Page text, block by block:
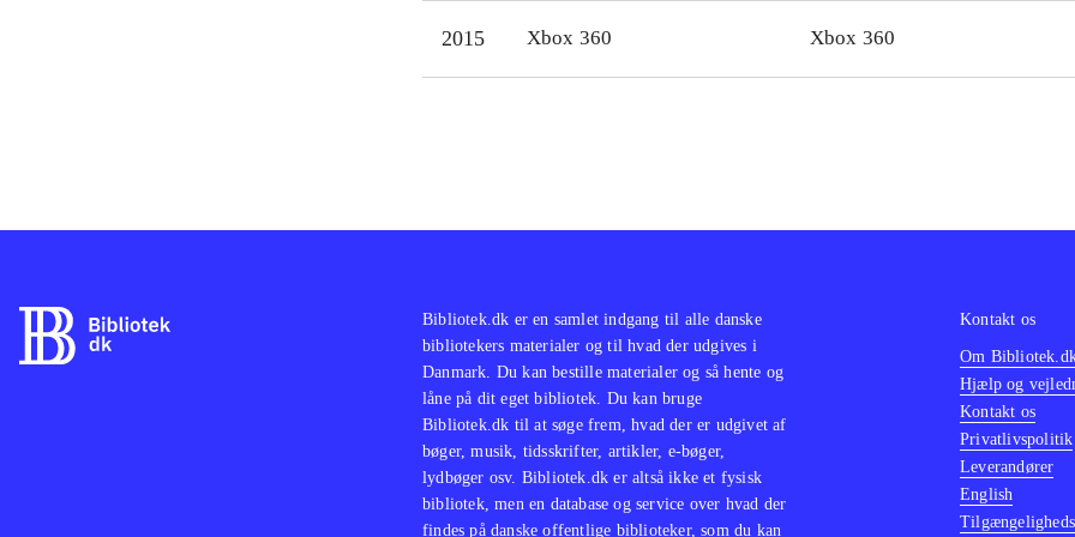
2015 Xbox 360 Xbox 360
Bibliotek.dk er en samlet indgang til alle danske
bibliotekers materialer og til hvad der udgives i
Danmark. Du kan bestille materialer og så hente og
låne på dit eget bibliotek. Du kan bruge
Bibliotek.dk til at søge frem, hvad der er udgivet af
bøger, musik, tidsskrifter, artikler, e-bøger,
lydbøger osv. Bibliotek.dk er altså ikke et fysisk
bibliotek, men en database og service over hvad der
findes på danske offentlige biblioteker, som du kan
Kontakt os
Om
Hjælp og
Kontakt os
Privatlivspolitik
Leverandører
English